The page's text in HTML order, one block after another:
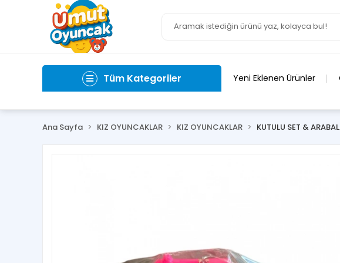
Tüm Kategoriler Yeni Eklenen Ürünler
Ana Sayfa KIZ OYUNCAKLAR KIZ OYUNCAKLAR KUTULU SET &